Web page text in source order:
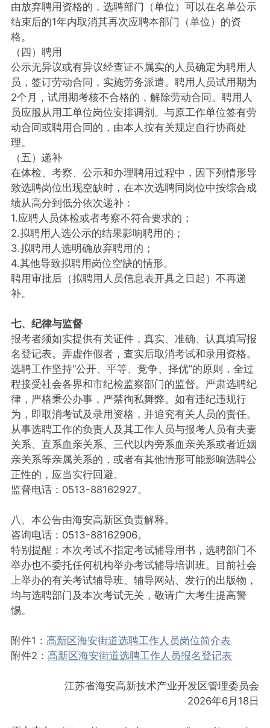
由放弃聘用资格的，选聘部门（单位）可以在名单公示
结束后的1年内取消其再次应聘本部门（单位）的资
格。
（四）聘用
公示无异议或有异议经查证不属实的人员确定为聘用人
员，签订劳动合同，实施劳务派遣。聘用人员试用期为
2个月，试用期考核不合格的，解除劳动合同。聘用人
员应服从用工单位岗位安排调剂。与原工作单位签有劳
动合同或聘用合同的，由本人按有关规定自行协商处
理。
（五）递补
在体检、考察、公示和办理聘用过程中，因下列情形导
致选聘岗位出现空缺时，在本次选聘同岗位中按综合成
绩从高分到低分依次递补：
1.应聘人员体检或者考察不符合要求的；
2.拟聘用人选公示的结果影响聘用的；
3.拟聘用人选明确放弃聘用的；
4.其他导致拟聘用岗位空缺的情形。
聘用审批后（拟聘用人员信息表开具之日起）不再递
补。
七、纪律与监督
报考者须如实提供有关证件，真实、准确、认真填写报
名登记表。弄虚作假者，查实后取消考试和录用资格。
选聘工作坚持“公开、平等、竞争、择优”的原则，全过
程接受社会各界和市纪检监察部门的监督。严肃选聘纪
律，严格秉公办事，严禁徇私舞弊。如有违纪违规行
为，即取消考试及录用资格，并追究有关人员的责任。
从事选聘工作的负责人及其工作人员与报考人员有夫妻
关系、直系血亲关系、三代以内旁系血亲关系或者近姻
亲关系等亲属关系的，或者有其他情形可能影响选聘公
正性的，应当实行回避。
监督电话：0513-88162927。
八、本公告由海安高新区负责解释。
咨询电话：0513-88162906。
特别提醒：本次考试不指定考试辅导用书，选聘部门不
举办也不委托任何机构举办考试辅导培训班。目前社会
上举办的有关考试辅导班、辅导网站、发行的出版物，
均与选聘部门及本次考试无关，敬请广大考生提高警
惕。
附件1： 高新区海安街道选聘工作人员岗位简介表
附件2： 高新区海安街道选聘工作人员报名登记表
江苏省海安高新技术产业开发区管理委员会
2026年6月18日